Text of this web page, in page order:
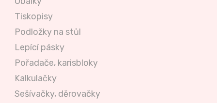
Tiskopisy
Podložky na stůl
Lepící pásky
Pořadače, karisbloky
Kalkulačky
Sešívačky, děrovačky